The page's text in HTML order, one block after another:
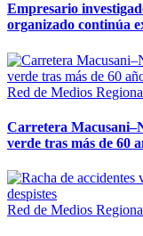
Empresario
organizado continúa
Red de Medios
Carretera
verde tras más de 60
Red de Medios